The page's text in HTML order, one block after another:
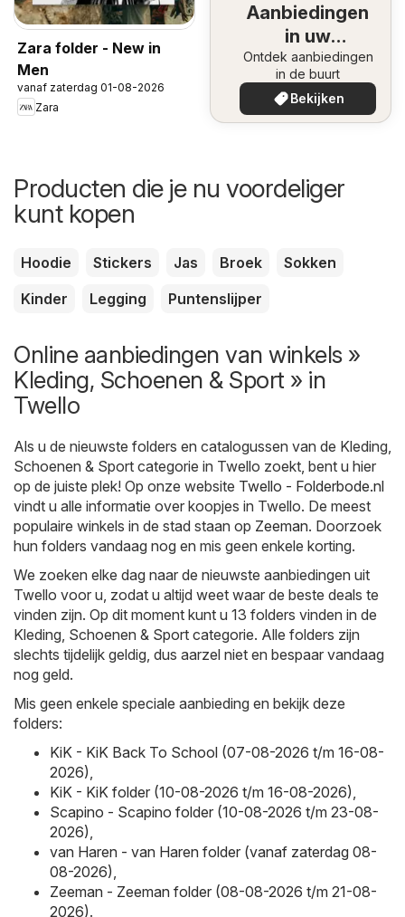
Zara folder - New in
Men
vanaf zaterdag 01-08-2026
Zara
Aanbiedingen
in uw
omgeving
Ontdek aanbiedingen
in de buurt
Bekijken
Producten die je nu voordeliger
kunt kopen
Hoodie Stickers Jas Broek
Sokken
Kinder
Legging Puntenslijper
Online aanbiedingen van winkels »
Kleding, Schoenen & Sport » in
Twello
Als u de nieuwste folders en catalogussen van de Kleding,
Schoenen & Sport categorie in Twello zoekt, bent u hier
op de juiste plek! Op onze website Twello - Folderbode.nl
vindt u alle informatie over koopjes in Twello. De meest
populaire winkels in de stad staan op Zeeman. Doorzoek
hun folders vandaag nog en mis geen enkele korting.
We zoeken elke dag naar de nieuwste aanbiedingen uit
Twello voor u, zodat u altijd weet waar de beste deals te
vinden zijn. Op dit moment kunt u 13 folders vinden in de
Kleding, Schoenen & Sport categorie. Alle folders zijn
slechts tijdelijk geldig, dus aarzel niet en bespaar vandaag
nog geld.
Mis geen enkele speciale aanbieding en bekijk deze
folders:
KiK - KiK Back To School (07-08-2026 t/m 16-08-
2026),
KiK - KiK folder (10-08-2026 t/m 16-08-2026),
Scapino - Scapino folder (10-08-2026 t/m 23-08-
2026),
van Haren - van Haren folder (vanaf zaterdag 08-
08-2026),
Zeeman - Zeeman folder (08-08-2026 t/m 21-08-
2026).